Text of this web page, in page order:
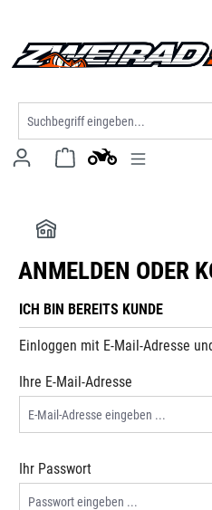
ANMELDEN ODER
ICH BIN BEREITS KUNDE
Einloggen mit E-Mail-Adresse
Ihre E-Mail-Adresse
Ihr Passwort